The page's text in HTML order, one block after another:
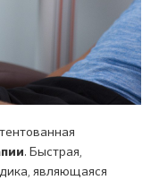
. Быстрая,
являющаяся